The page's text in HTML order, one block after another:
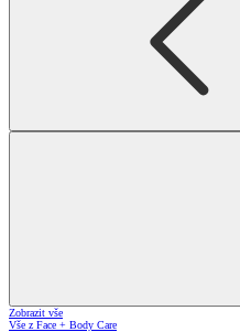
Zobrazit vše
Vše z Face + Body Care